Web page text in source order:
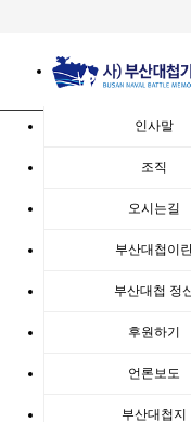
인사말
조직
오시는길
부산대첩이
부산대첩 정
후원하기
언론보도
부산대첩지
2019.10.06)
작성일19-10-
본문